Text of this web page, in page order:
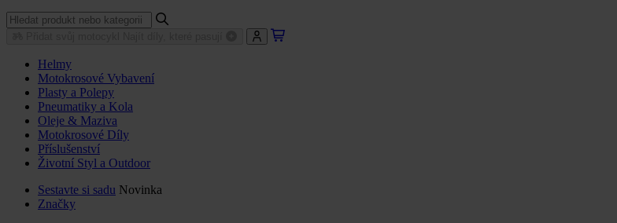
Helmy
Motokrosové Vybavení
Plasty a Polepy
Pneumatiky a Kola
Oleje & Maziva
Motokrosové Díly
Příslušenství
Životní Styl a Outdoor
Sestavte si sadu Novinka
Značky